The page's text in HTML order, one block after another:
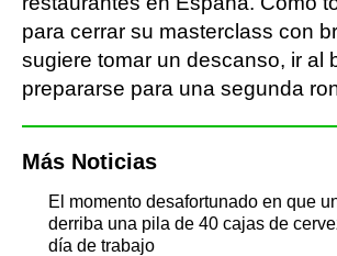
para cerrar su masterclass con
sugiere tomar un descanso, ir al
prepararse para una segunda
Más Noticias
El momento desafortunado en que
derriba una pila de 40 cajas de
día de trabajo